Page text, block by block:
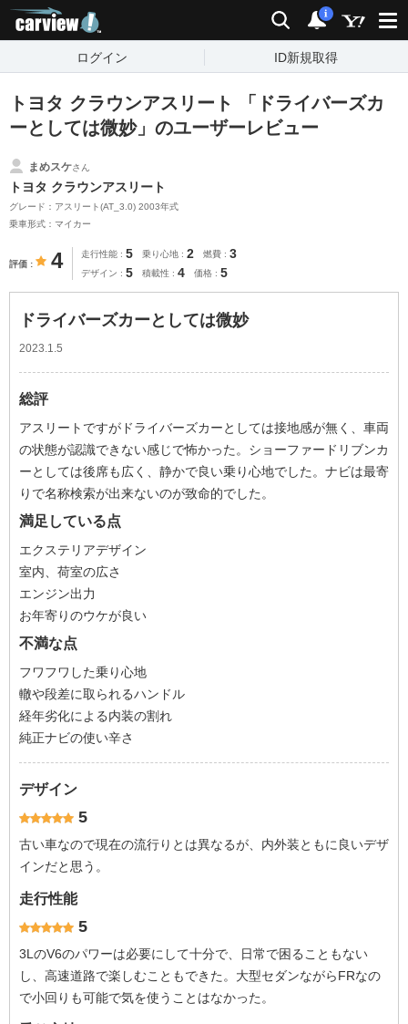
検索 通知
i
ログイン ID新規取得
トヨタ クラウンアスリート 「ドライバーズカ
ーとしては微妙」のユーザーレビュー
まめスケさん
トヨタ クラウンアスリート
グレード：アスリート(AT_3.0) 2003年式
乗車形式：マイカー
評価 4 走行性能 5 乗り心地 2 燃費 3
デザイン 5 積載性 4 価格 5
ドライバーズカーとしては微妙
2023.1.5
総評
アスリートですがドライバーズカーとしては接地感が無く、車両
の状態が認識できない感じで怖かった。ショーファードリブンカ
ーとしては後席も広く、静かで良い乗り心地でした。ナビは最寄
りで名称検索が出来ないのが致命的でした。
満足している点
エクステリアデザイン
室内、荷室の広さ
エンジン出力
お年寄りのウケが良い
不満な点
フワフワした乗り心地
轍や段差に取られるハンドル
経年劣化による内装の割れ
純正ナビの使い辛さ
デザイン
5
古い車なので現在の流行りとは異なるが、内外装ともに良いデザ
インだと思う。
走行性能
5
3LのV6のパワーは必要にして十分で、日常で困ることもない
し、高速道路で楽しむこともできた。大型セダンながらFRなの
で小回りも可能で気を使うことはなかった。